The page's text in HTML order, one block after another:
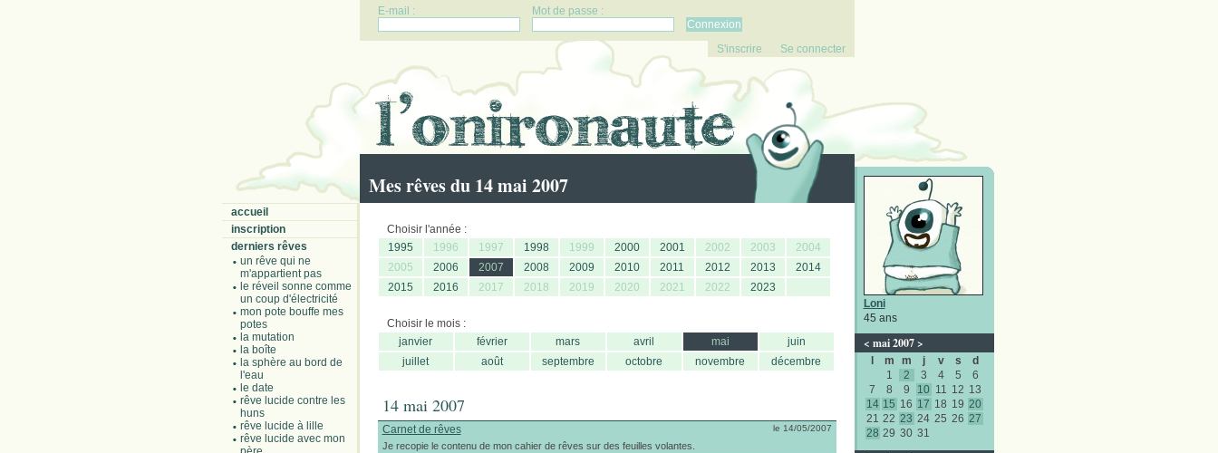
E-mail : Mot de passe :
S'inscrire Se connecter
Mes rêves du 14 mai 2007
accueil
inscription
derniers rêves
un rêve qui ne
m'appartient pas
le réveil sonne comme
un coup d'électricité
mon pote bouffe mes
potes
la mutation
la boîte
la sphère au bord de
l'eau
le date
rêve lucide contre les
huns
rêve lucide à lille
rêve lucide avec mon
Loni
45 ans
< mai 2007 >
m m j v s
d
1
2 3 4 5
6
7
8 9 10 11 12 13
14 15 16 17 18 19 20
21 22 23 24 25 26 27
28 29 30 31
Choisir l'année :
1995
1996 1997 1998 1999 2000 2001 2002 2003
2004
2005
2006 2007 2008 2009 2010 2011 2012 2013
2014
2015
2016 2017 2018 2019 2020 2021 2022 2023
Choisir le mois :
janvier
février mars avril mai
juin
juillet
août septembre octobre novembre décembre
14 mai 2007
Carnet de rêves le 14/05/2007
Je recopie le contenu de mon cahier de rêves sur des feuilles volantes.